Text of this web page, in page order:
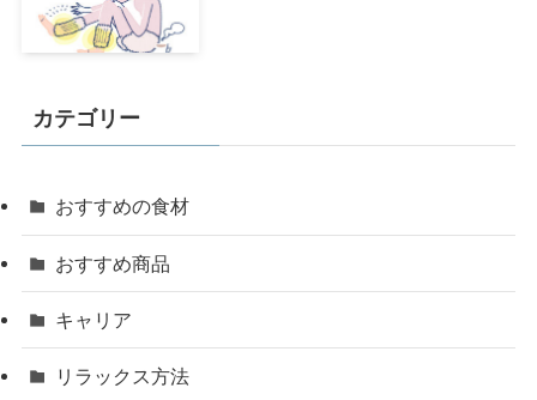
カテゴリー
おすすめの食材
おすすめ商品
キャリア
リラックス方法